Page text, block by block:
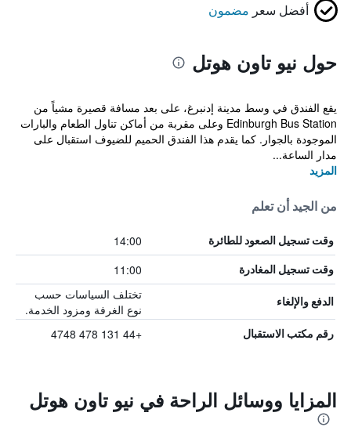
أفضل سعر مضمون
حول نيو تاون هوتل
يقع الفندق في وسط مدينة إدنبرغ، على بعد مسافة قصيرة مشياً من
Edinburgh Bus Station وعلى مقربة من أماكن تناول الطعام والبارات
الموجودة بالجوار. كما يقدم هذا الفندق الحميم للضيوف استقبال على
مدار الساعة...
المزيد
من الجيد أن تعلم
وقت تسجيل الصعود للطائرة 14:00
وقت تسجيل المغادرة 11:00
الدفع والإلغاء
تختلف السياسات حسب
نوع الغرفة ومزود الخدمة.
رقم مكتب الاستقبال +44 131 478 4748
المزايا ووسائل الراحة في نيو تاون هوتل